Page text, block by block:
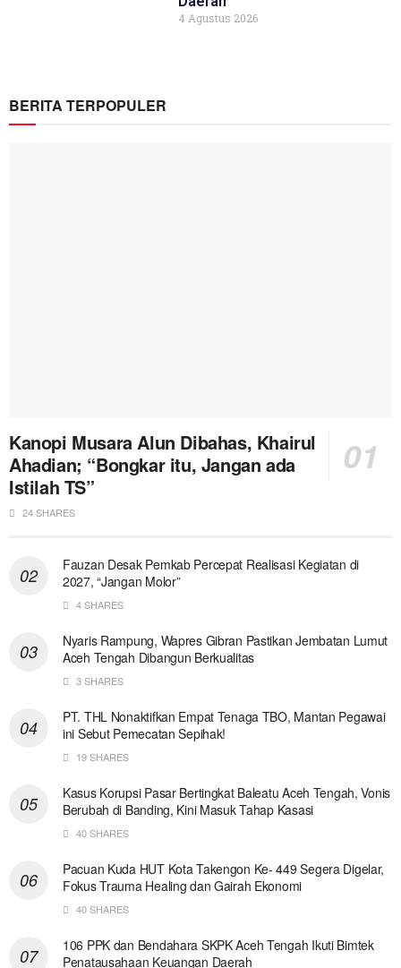
4 Agustus 2026
BERITA TERPOPULER
Kanopi Musara Alun Dibahas, Khairul
Ahadian; “Bongkar itu, Jangan ada
Istilah TS”
24 SHARES
Fauzan Desak Pemkab Percepat Realisasi Kegiatan di
2027, “Jangan Molor”
4 SHARES
Nyaris Rampung, Wapres Gibran Pastikan Jembatan Lumut
Aceh Tengah Dibangun Berkualitas
3 SHARES
PT. THL Nonaktifkan Empat Tenaga TBO, Mantan Pegawai
ini Sebut Pemecatan Sepihak!
19 SHARES
Kasus Korupsi Pasar Bertingkat Baleatu Aceh Tengah, Vonis
Berubah di Banding, Kini Masuk Tahap Kasasi
40 SHARES
Pacuan Kuda HUT Kota Takengon Ke- 449 Segera Digelar,
Fokus Trauma Healing dan Gairah Ekonomi
40 SHARES
106 PPK dan Bendahara SKPK Aceh Tengah Ikuti Bimtek
Penatausahaan Keuangan Daerah